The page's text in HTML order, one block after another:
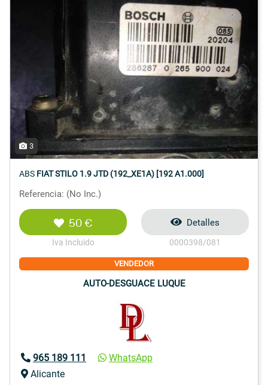
3
ABS FIAT STILO 1.9 JTD (192_XE1A) [192 A1.000]
Referencia: (No Inc.)
50 €
Iva Incluido
Detalles
0000398/081
VENDEDOR
AUTO-DESGUACE LUQUE
965 189 111
WhatsApp
Alicante